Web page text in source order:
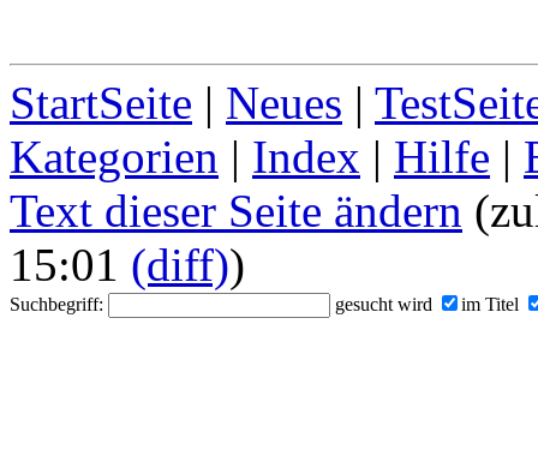
StartSeite | Neues |
Kategorien | Index | Hilfe |
Text dieser Seite ändern
15:01 (diff))
Suchbegriff: gesucht wird im Titel